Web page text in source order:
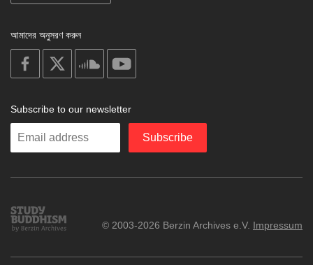
আমাদের অনুসরণ করুন
on
facebook
soundcloud
Subscribe to our newsletter
Enter
Subscribe
Study
Buddhism
© 2003-2026 Berzin Archives e.V. Impressum